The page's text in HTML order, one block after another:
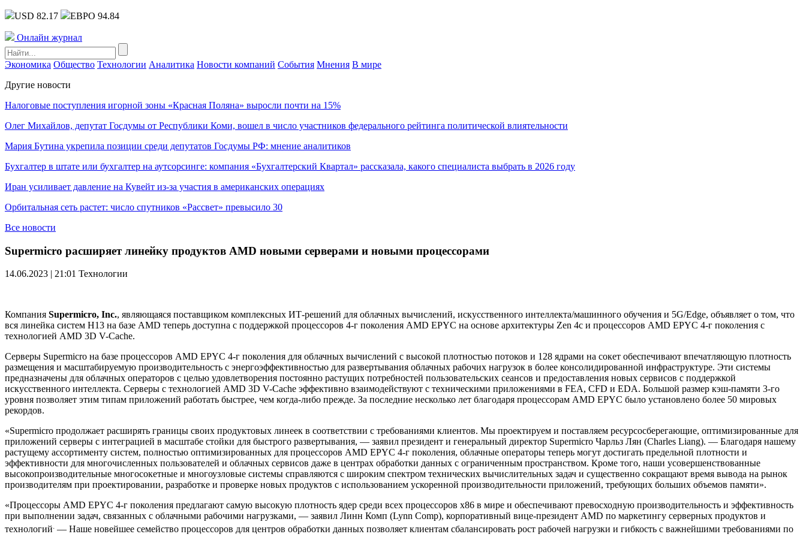
USD 82.17 ЕВРО 94.84
Онлайн журнал
Экономика Общество Технологии Аналитика Новости компаний События Мнения В мире
Другие новости
Налоговые поступления игорной зоны «Красная Поляна» выросли почти на 15%
Олег Михайлов, депутат Госдумы от Республики Коми, вошел в число участников федерального рейтинга политической влиятельности
Мария Бутина укрепила позиции среди депутатов Госдумы РФ: мнение аналитиков
Бухгалтер в штате или бухгалтер на аутсорсинге: компания «Бухгалтерский Квартал» рассказала, какого специалиста выбрать в 2026 году
Иран усиливает давление на Кувейт из-за участия в американских операциях
Орбитальная сеть растет: число спутников «Рассвет» превысило 30
Все новости
Supermicro расширяет линейку продуктов AMD новыми серверами и новыми процессорами
14.06.2023 | 21:01 Технологии
Компания Supermicro, Inc., являющаяся поставщиком комплексных ИТ-решений для облачных вычислений, искусственного интеллекта/машинного обучения и 5G/Edge, объявляет о том, что
вся линейка систем H13 на базе AMD теперь доступна с поддержкой процессоров 4-г поколения AMD EPYC на основе архитектуры Zen 4c и процессоров AMD EPYC 4-г поколения с
технологией AMD 3D V-Cache.
Серверы Supermicro на базе процессоров AMD EPYC 4-г поколения для облачных вычислений с высокой плотностью потоков и 128 ядрами на сокет обеспечивают впечатляющую плотность
размещения и масштабируемую производительность с энергоэффективностью для развертывания облачных рабочих нагрузок в более консолидированной инфраструктуре. Эти системы
предназначены для облачных операторов с целью удовлетворения постоянно растущих потребностей пользовательских сеансов и предоставления новых сервисов с поддержкой
искусственного интеллекта. Серверы с технологией AMD 3D V-Cache эффективно взаимодействуют с техническими приложениями в FEA, CFD и EDA. Большой размер кэш-памяти 3-го
уровня позволяет этим типам приложений работать быстрее, чем когда-либо прежде. За последние несколько лет благодаря процессорам AMD EPYC было установлено более 50 мировых
рекордов.
«Supermicro продолжает расширять границы своих продуктовых линеек в соответствии с требованиями клиентов. Мы проектируем и поставляем ресурсосберегающие, оптимизированные для
приложений серверы с интеграцией в масштабе стойки для быстрого развертывания, — заявил президент и генеральный директор Supermicro Чарльз Лян (Charles Liang). — Благодаря нашему
растущему ассортименту систем, полностью оптимизированных для процессоров AMD EPYC 4-г поколения, облачные операторы теперь могут достигать предельной плотности и
эффективности для многочисленных пользователей и облачных сервисов даже в центрах обработки данных с ограниченным пространством. Кроме того, наши усовершенствованные
высокопроизводительные многосокетные и многоузловые системы справляются с широким спектром технических вычислительных задач и существенно сокращают время вывода на рынок
производителям при проектировании, разработке и проверке новых продуктов с использованием ускоренной производительности приложений, требующих больших объемов памяти».
«Процессоры AMD EPYC 4-г поколения предлагают самую высокую плотность ядер среди всех процессоров x86 в мире и обеспечивают превосходную производительность и эффективность
при выполнении задач, связанных с облачными рабочими нагрузками, — заявил Линн Комп (Lynn Comp), корпоративный вице-президент AMD по маркетингу серверных продуктов и
технологий. — Наше новейшее семейство процессоров для центров обработки данных позволяет клиентам сбалансировать рост рабочей нагрузки и гибкость с важнейшими требованиями по